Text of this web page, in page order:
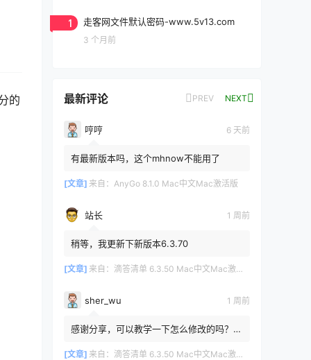
的
1 走客网文件默认密码-www.5v13.com
3 个月前
最新评论 PREV NEXT
哼哼 6 天前
有最新版本吗，这个mhnow不能用了
[文章] 来自： AnyGo 8.1.0 Mac中文Mac激活版
站长 1 周前
稍等，我更新下新版本6.3.70
[文章] 来自： 滴答清单 6.3.50 Mac中文Mac激活版
sher_wu 1 周前
感谢分享，可以教学一下怎么修改的吗？目
[文章] 来自： 滴答清单 6.3.50 Mac中文Mac激活版